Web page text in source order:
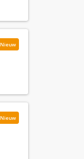
Nieuw
Nieuw